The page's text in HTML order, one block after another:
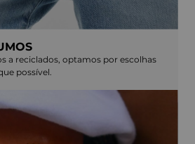
a reciclados, optamos por escolhas
possível.